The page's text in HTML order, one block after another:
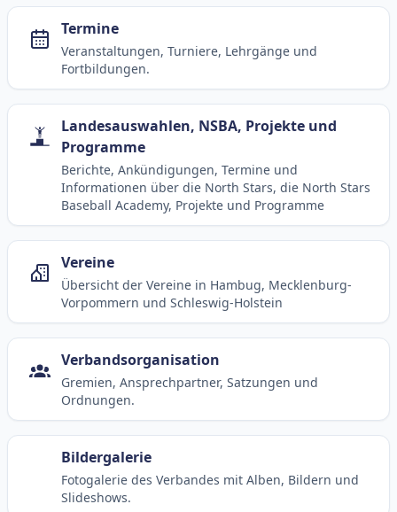
Termine
Veranstaltungen, Turniere, Lehrgänge und
Fortbildungen.
Landesauswahlen, NSBA, Projekte und
Programme
Berichte, Ankündigungen, Termine und
Informationen über die North Stars, die North Stars
Baseball Academy, Projekte und Programme
Vereine
Übersicht der Vereine in Hambug, Mecklenburg-
Vorpommern und Schleswig-Holstein
Verbandsorganisation
Gremien, Ansprechpartner, Satzungen und
Ordnungen.
Bildergalerie
Fotogalerie des Verbandes mit Alben, Bildern und
Slideshows.